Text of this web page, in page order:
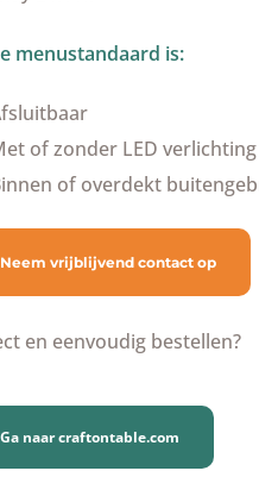
menustandaard is:
of zonder LED verlichting
of overdekt
Neem vrijblijvend contact op
en eenvoudig bestellen?
Ga naar craftontable.com